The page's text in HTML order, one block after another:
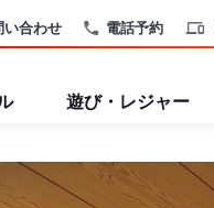
電話予約
い合わせ
遊び・レジャー